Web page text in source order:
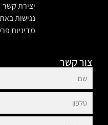
יצירת קשר
נגישות
מדיניות
צור קשר